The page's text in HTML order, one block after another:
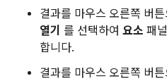
결과를 마우스 오른쪽 버
열기 를 선택하여 요소 패
합니다.
결과를 마우스 오른쪽 버